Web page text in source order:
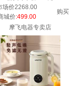
场价2268.00
购买
城价:499.00
摩飞电器专卖店